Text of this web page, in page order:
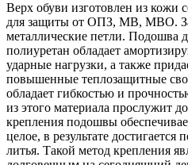
Верх обуви изготовлен из кожи
для защиты от ОПЗ, МВ, МВО.
металлические петли. Подошва
полиуретан обладает
ударные нагрузки, а также
повышенные теплозащитные
обладает гибкостью и
из этого материала прослужит
крепления подошвы
целое, в результате достигается
литья. Такой метод крепления